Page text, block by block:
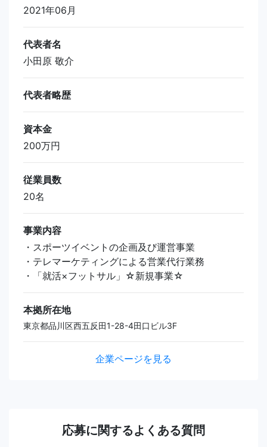
2021年06月
代表者名
小田原 敬介
代表者略歴
資本金
200万円
従業員数
20名
事業内容
・スポーツイベントの企画及び運営事業
・テレマーケティングによる営業代行業務
・「就活×フットサル」☆新規事業☆
本拠所在地
東京都品川区西五反田1-28-4田口ビル3F
企業ページを見る
応募に関するよくある質問